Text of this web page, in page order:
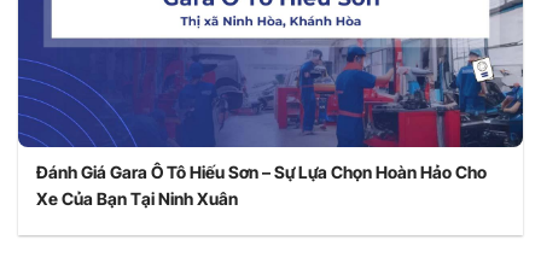
Đánh Giá Gara Ô Tô Hiếu Sơn – Sự Lựa Chọn Hoàn Hảo Cho
Xe Của Bạn Tại Ninh Xuân